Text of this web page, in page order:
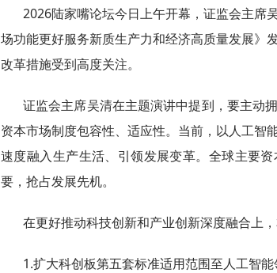
2026陆家嘴论坛今日上午开幕，证监会主席
场功能更好服务新质生产力和经济高质量发展》
改革措施受到高度关注。
证监会主席吴清在主题演讲中提到，要主动
资本市场制度包容性、适应性。当前，以人工智
速度融入生产生活、引领发展变革。全球主要
要，抢占发展先机。
在更好推动科技创新和产业创新深度融合上
1.扩大科创板第五套标准适用范围至人工智能